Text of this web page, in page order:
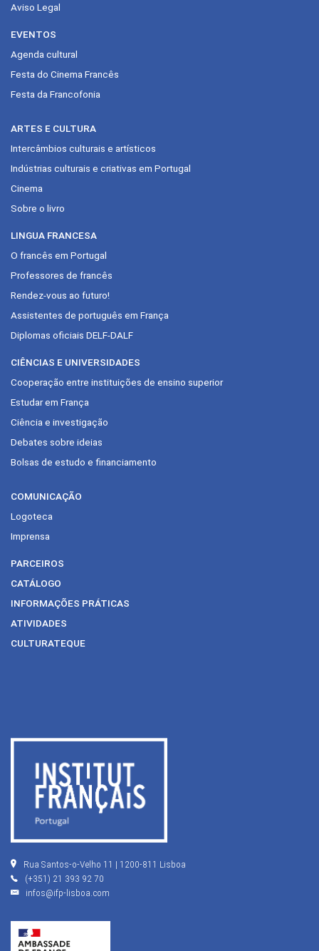
Aviso Legal
EVENTOS
Agenda cultural
Festa do Cinema Francês
Festa da Francofonia
ARTES E CULTURA
Intercâmbios culturais e artísticos
Indústrias culturais e criativas em Portugal
Cinema
Sobre o livro
LINGUA FRANCESA
O francês em Portugal
Professores de francês
Rendez-vous ao futuro!
Assistentes de português em França
Diplomas oficiais DELF-DALF
CIÊNCIAS E UNIVERSIDADES
Cooperação entre instituições de ensino superior
Estudar em França
Ciência e investigação
Debates sobre ideias
Bolsas de estudo e financiamento
COMUNICAÇÃO
Logoteca
Imprensa
PARCEIROS
CATÁLOGO
INFORMAÇÕES PRÁTICAS
ATIVIDADES
CULTURATEQUE
Rua Santos-o-Velho 11 | 1200-811 Lisboa
(+351) 21 393 92 70
infos@ifp-lisboa.com